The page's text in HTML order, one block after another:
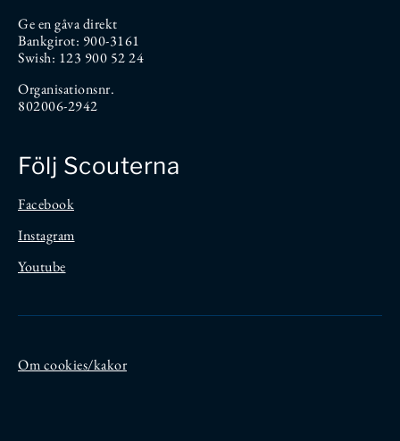
Ge en gåva direkt
Bankgirot: 900-3161
Swish: 123 900 52 24
Organisationsnr.
802006-2942
Följ Scouterna
Facebook
Instagram
Youtube
Om cookies/kakor